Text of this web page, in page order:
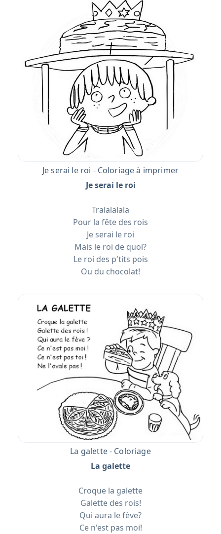
Je serai le roi - Coloriage à imprimer
Je serai le roi
Tralalalala
Pour la fête des rois
Je serai le roi
Mais le roi de quoi?
Le roi des p'tits pois
Ou du chocolat!
La galette - Coloriage
La galette
Croque la galette
Galette des rois!
Qui aura le fève?
Ce n'est pas moi!